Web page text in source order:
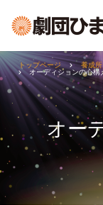
オー
トップページ 養成
オーディションの心構